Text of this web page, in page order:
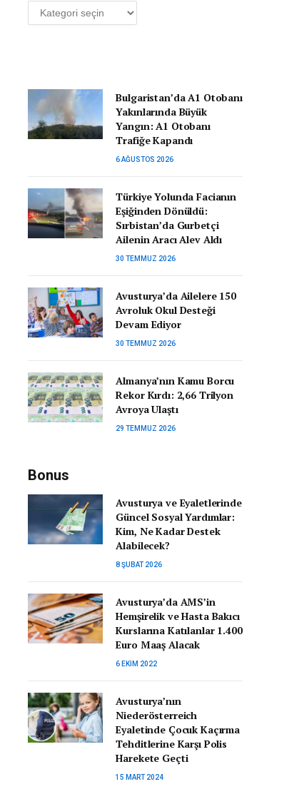
Kategoriler
Bulgaristan’da A1 Otobanı
Yakınlarında Büyük
Yangın: A1 Otobanı
Trafiğe Kapandı
6 AĞUSTOS 2026
Türkiye Yolunda Facianın
Eşiğinden Dönüldü:
Sırbistan’da Gurbetçi
Ailenin Aracı Alev Aldı
30 TEMMUZ 2026
Avusturya’da Ailelere 150
Avroluk Okul Desteği
Devam Ediyor
30 TEMMUZ 2026
Almanya’nın Kamu Borcu
Rekor Kırdı: 2,66 Trilyon
Avroya Ulaştı
29 TEMMUZ 2026
Bonus
Avusturya ve Eyaletlerinde
Güncel Sosyal Yardımlar:
Kim, Ne Kadar Destek
Alabilecek?
8 ŞUBAT 2026
Avusturya’da AMS’in
Hemşirelik ve Hasta Bakıcı
Kurslarına Katılanlar 1.400
Euro Maaş Alacak
6 EKIM 2022
Avusturya’nın
Niederösterreich
Eyaletinde Çocuk Kaçırma
Tehditlerine Karşı Polis
Harekete Geçti
15 MART 2024